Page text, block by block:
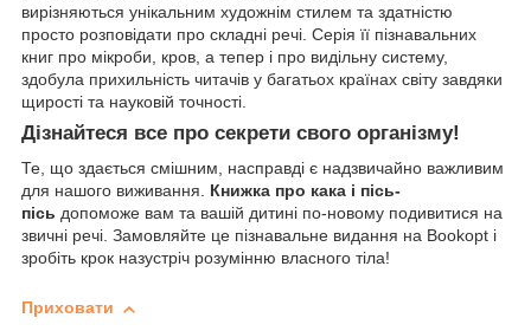
вирізняються унікальним художнім стилем та здатністю
просто розповідати про складні речі. Серія її пізнавальних
книг про мікроби, кров, а тепер і про видільну систему,
здобула прихильність читачів у багатьох країнах світу завдяки
щирості та науковій точності.
Дізнайтеся все про секрети свого організму!
Те, що здається смішним, насправді є надзвичайно важливим
для нашого виживання. Книжка про кака і пісь-
пісь допоможе вам та вашій дитині по-новому подивитися на
звичні речі. Замовляйте це пізнавальне видання на Bookopt і
зробіть крок назустріч розумінню власного тіла!
Приховати